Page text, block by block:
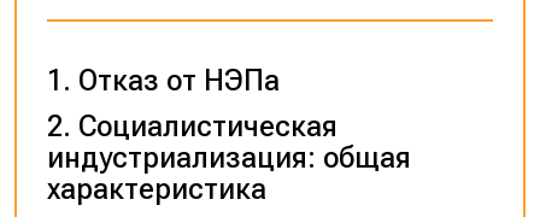
Отказ от НЭПа
Социалистическая
индустриализация: общая
характеристика